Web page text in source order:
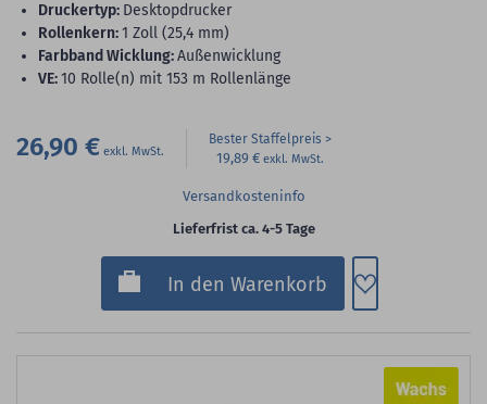
Druckertyp: Desktopdrucker
Rollenkern:1 Zoll (25,4 mm)
Farbband Wicklung:Außenwicklung
VE:10 Rolle(n) mit 153 m Rollenlänge
26,90 € Bester Staffelpreis
19,89 €
Versandkosteninfo
Lieferfrist ca. 4-5 Tage
In den Warenkorb Zum